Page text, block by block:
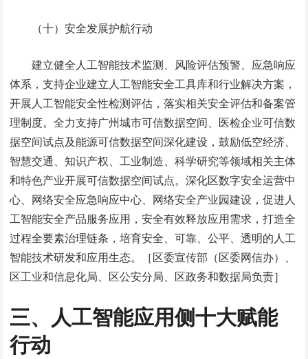
（十）安全发展护航行动
建立健全人工智能技术监测、风险评估预警、应急响应
体系，支持企业建立人工智能安全工具库和行业解决方案，
开展人工智能安全性检测评估，落实相关安全评估和备案管
理制度。全力支持广州城市可信数据空间、医检企业可信数
据空间试点及能源可信数据空间深化建设，鼓励低空经济、
智慧交通、知识产权、工业制造、科学研究等领域相关主体
和特色产业开展可信数据空间试点。深化区数字安全运营中
心、网络安全应急响应中心、网络安全产业园建设，促进人
工智能安全产品服务应用，安全有效释放应用需求，打造全
过程全要素治理链条，培育安全、可靠、公平、透明的人工
智能技术研发和应用生态。［区委宣传部（区委网信办）、
区工业和信息化局、区公安分局、区政务和数据局负责］
三、人工智能应用侧十大赋能
行动